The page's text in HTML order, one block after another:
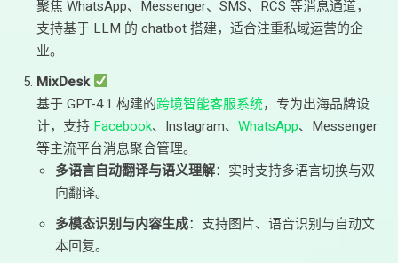
聚焦 WhatsApp、Messenger、SMS、RCS 等消息通道，
支持基于 LLM 的 chatbot 搭建，适合注重私域运营的企
业。
MixDesk
基于 GPT-4.1 构建的跨境智能客服系统，专为出海品牌设
计，支持 Facebook、Instagram、 WhatsApp、Messenger
等主流平台消息聚合管理。
多语言自动翻译与语义理解：实时支持多语言切换与双
向翻译。
多模态识别与内容生成：支持图片、语音识别与自动文
本回复。